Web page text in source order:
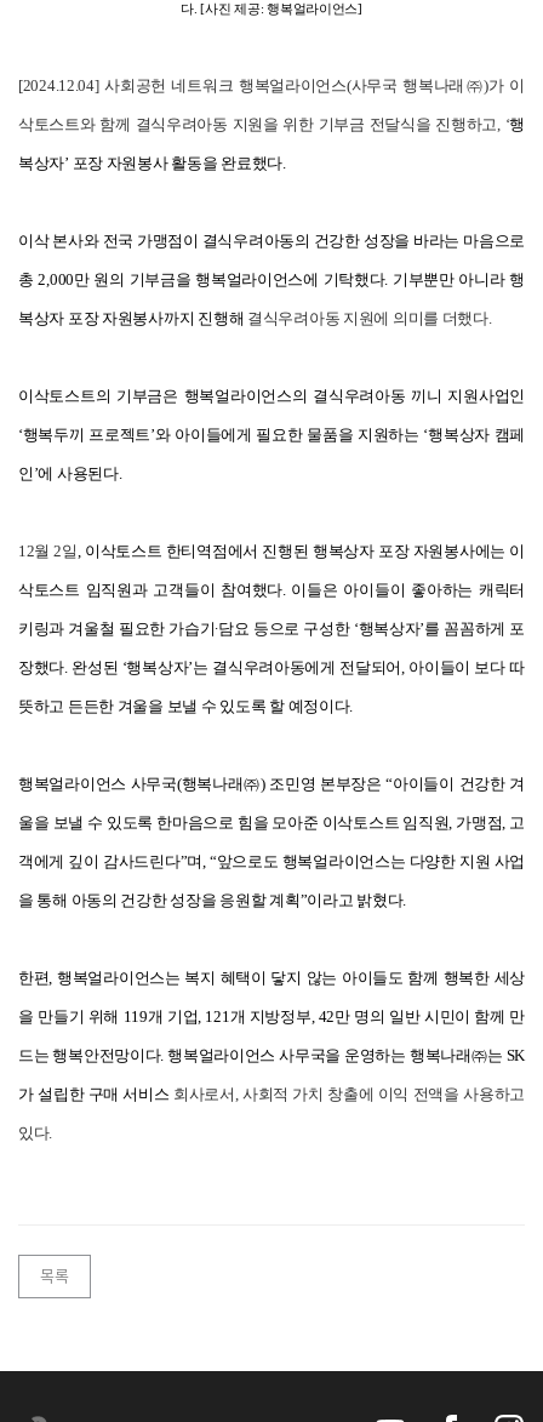
다. [사진 제공: 행복얼라이언스]
[2024.12.04]사회공헌 네트워크 행복얼라이언스(사무국 행복나래㈜)가 이
삭토스트와 함께 결식우려아동 지원을 위한 기부금 전달식을 진행하고, ‘행
복상자’ 포장 자원봉사 활동을 완료했다.
이삭 본사와 전국 가맹점이 결식우려아동의 건강한 성장을 바라는 마음으로
총 2,000만 원의 기부금을 행복얼라이언스에 기탁했다. 기부뿐만 아니라 행
복상자 포장 자원봉사까지 진행해 결식우려아동 지원에 의미를 더했다.
이삭토스트의 기부금은 행복얼라이언스의 결식우려아동 끼니 지원사업인
‘행복두끼 프로젝트’와 아이들에게 필요한 물품을 지원하는 ‘행복상자 캠페
인’에 사용된다.
12월 2일 이삭토스트 한티역점에서 진행된 행복상자 포장 자원봉사에는 이
삭토스트 임직원과 고객들이 참여했다. 이들은 아이들이 좋아하는 캐릭터
키링과 겨울철 필요한 가습기∙담요 등으로 구성한 ‘행복상자’를 꼼꼼하게 포
장했다. 완성된 ‘행복상자’는 결식우려아동에게 전달되어, 아이들이 보다 따
뜻하고 든든한 겨울을 보낼 수 있도록 할 예정이다.
행복얼라이언스 사무국(행복나래㈜) 조민영 본부장은 “아이들이 건강한 겨
울을 보낼 수 있도록 한마음으로 힘을 모아준 이삭토스트 임직원, 가맹점, 고
객에게 깊이 감사드린다”며, “앞으로도 행복얼라이언스는 다양한 지원 사업
을 통해 아동의 건강한 성장을 응원할 계획”이라고 밝혔다.
한편, 행복얼라이언스는 복지 혜택이 닿지 않는 아이들도 함께 행복한 세상
을 만들기 위해 119개 기업, 121개 지방정부, 42만 명의 일반 시민이 함께 만
드는 행복안전망이다. 행복얼라이언스 사무국을 운영하는 행복나래㈜는 SK
가 설립한 구매 서비스 회사로서, 사회적 가치 창출에 이익 전액을 사용하고
있다.
목록